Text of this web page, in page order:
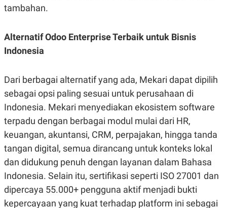
tambahan.
Alternatif Odoo Enterprise Terbaik untuk Bisnis
Indonesia
Dari berbagai alternatif yang ada, Mekari dapat dipilih
sebagai opsi paling sesuai untuk perusahaan di
Indonesia. Mekari menyediakan ekosistem software
terpadu dengan berbagai modul mulai dari HR,
keuangan, akuntansi, CRM, perpajakan, hingga tanda
tangan digital, semua dirancang untuk konteks lokal
dan didukung penuh dengan layanan dalam Bahasa
Indonesia. Selain itu, sertifikasi seperti ISO 27001 dan
dipercaya 55.000+ pengguna aktif menjadi bukti
kepercayaan yang kuat terhadap platform ini sebagai